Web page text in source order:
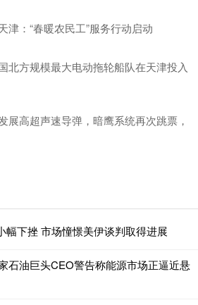
津：“春暖农民工”服务行动启动
北方规模最大电动拖轮船队在天津投入
展高超声速导弹，暗鹰系统再次跳票，
幅下挫 市场憧憬美伊谈判取得进展
石油巨头CEO警告称能源市场正逼近悬